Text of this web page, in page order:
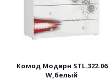
Комод Модерн STL.322.06
W,белый